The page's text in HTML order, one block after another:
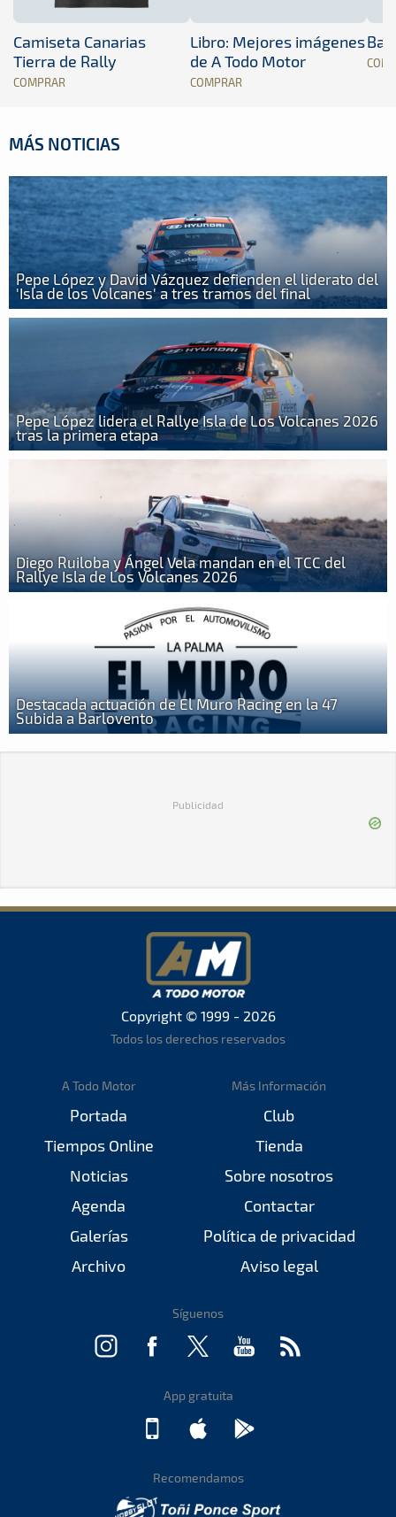
Camiseta Canarias
Tierra de Rally
COMPRAR
Libro: Mejores imágenes
de A Todo Motor
COMPRAR
MÁS NOTICIAS
Pepe López y David Vázquez defienden el liderato del
'Isla de los Volcanes' a tres tramos del final
Pepe López lidera el Rallye Isla de Los Volcanes 2026
tras la primera etapa
Diego Ruiloba y Ángel Vela mandan en el TCC del
Rallye Isla de Los Volcanes 2026
Destacada actuación de El Muro Racing en la 47
Subida a Barlovento
Publicidad
Copyright © 1999 - 2026
Todos los derechos reservados
A Todo Motor
Portada
Tiempos Online
Noticias
Agenda
Galerías
Archivo
Más Información
Club
Tienda
Sobre nosotros
Contactar
Política de privacidad
Aviso legal
Síguenos
App gratuita
Recomendamos